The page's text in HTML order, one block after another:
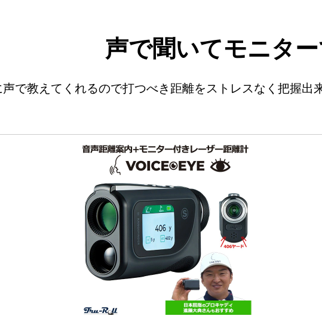
声で聞いてモニター
で教えてくれるので打つべき距離をストレスなく把握出